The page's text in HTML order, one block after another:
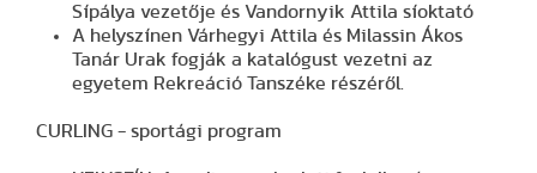
Sípálya vezetője és Vandornyik Attila síoktató
A helyszínen Várhegyi Attila és Milassin Ákos
Tanár Urak fogják a katalógust vezetni az
egyetem Rekreáció Tanszéke részéről.
CURLING - sportági program